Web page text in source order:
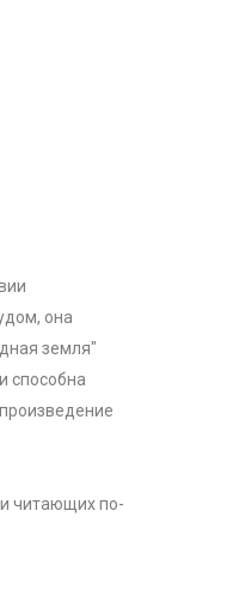
она
земля"
способна
читающих по-